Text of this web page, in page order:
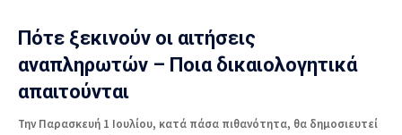
Πότε ξεκινούν οι αιτήσεις
αναπληρωτών – Ποια δικαιολογητικά
απαιτούνται
Την Παρασκευή 1 Ιουλίου, κατά πάσα πιθανότητα, θα δημοσιευτεί